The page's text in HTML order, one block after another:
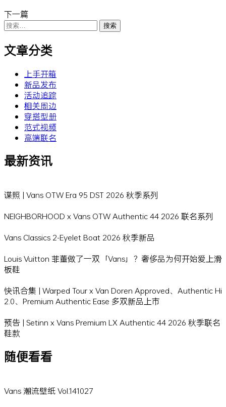
下一篇
搜
索：
文章分类
上手开箱
新品发布
活动追踪
相关周边
穿搭型册
范式视频
高端联名
最新资讯
谍照 | Vans OTW Era 95 DST 2026 秋季系列
NEIGHBORHOOD x Vans OTW Authentic 44 2026 联名系列
Vans Classics 2-Eyelet Boat 2026 秋季新品
Louis Vuitton 菲董做了一双「Vans」？奢侈品为何开始爱上滑
板鞋
快讯合集 | Warped Tour x Van Doren Approved、Authentic Hi
2.0、Premium Authentic Ease 多双新品上市
预告 | Setinn x Vans Premium LX Authentic 44 2026 秋季联名
鞋款
随便看看
Vans 潮流壁纸 Vol.141027